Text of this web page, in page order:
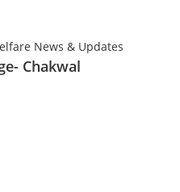
News & Updates
Chakwal